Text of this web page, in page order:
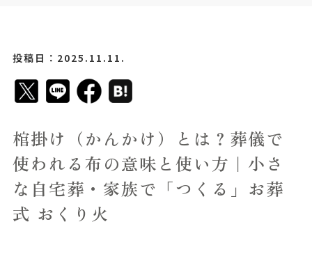
投稿日：2025.11.11.
棺掛け（かんかけ）とは？葬儀で
使われる布の意味と使い方｜小さ
な自宅葬・家族で「つくる」お葬
式 おくり火